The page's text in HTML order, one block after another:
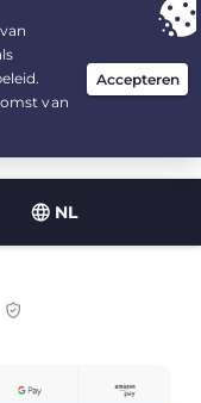
NL
jaar, voor $